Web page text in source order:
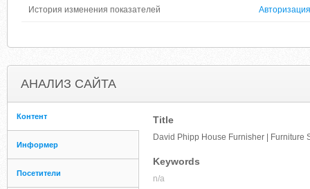
История изменения показателей Авторизация
АНАЛИЗ САЙТА
Контент
Информер
Посетители
Title
David Phipp House Furnisher | Furniture
Keywords
n/a